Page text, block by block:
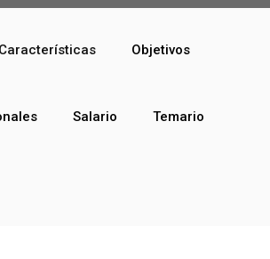
Características Objetivos
Salario Temario